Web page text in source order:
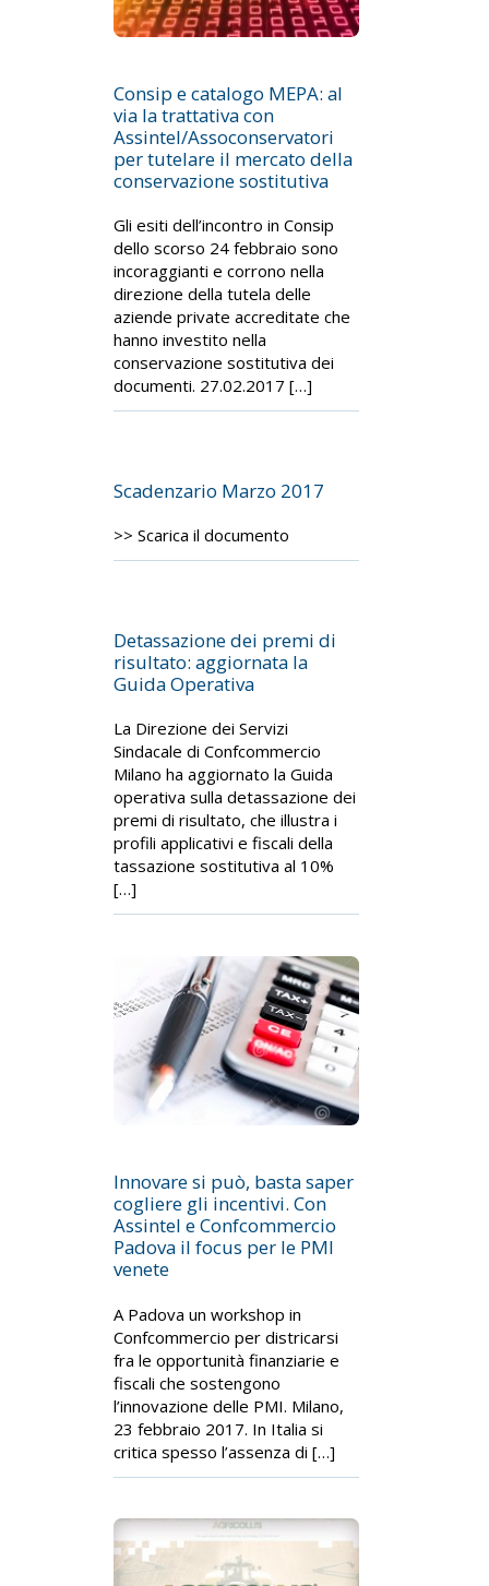
Consip e catalogo MEPA: al
via la trattativa con
Assintel/Assoconservatori
per tutelare il mercato della
conservazione sostitutiva
Gli esiti dell’incontro in Consip
dello scorso 24 febbraio sono
incoraggianti e corrono nella
direzione della tutela delle
aziende private accreditate che
hanno investito nella
conservazione sostitutiva dei
documenti. 27.02.2017 […]
Scadenzario Marzo 2017
>> Scarica il documento
Detassazione dei premi di
risultato: aggiornata la
Guida Operativa
La Direzione dei Servizi
Sindacale di Confcommercio
Milano ha aggiornato la Guida
operativa sulla detassazione dei
premi di risultato, che illustra i
profili applicativi e fiscali della
tassazione sostitutiva al 10%
[…]
Innovare si può, basta saper
cogliere gli incentivi. Con
Assintel e Confcommercio
Padova il focus per le PMI
venete
A Padova un workshop in
Confcommercio per districarsi
fra le opportunità finanziarie e
fiscali che sostengono
l’innovazione delle PMI. Milano,
23 febbraio 2017. In Italia si
critica spesso l’assenza di […]